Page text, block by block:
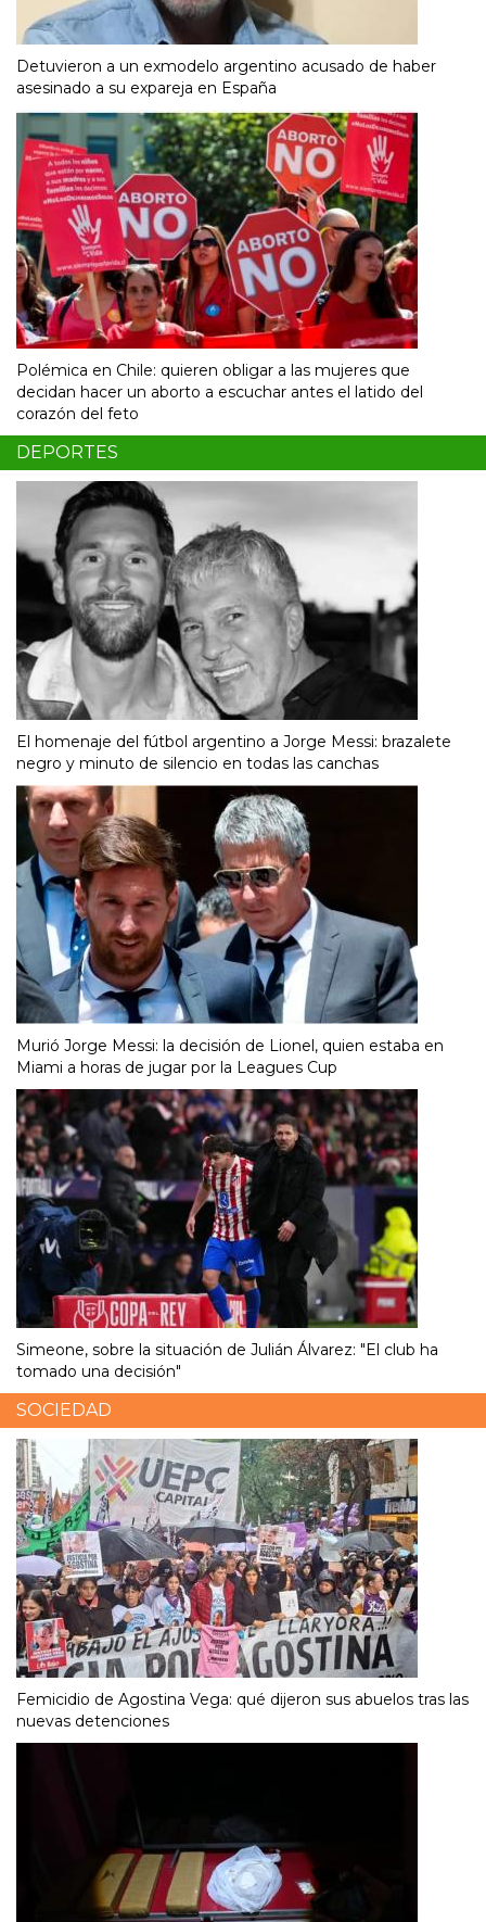
Detuvieron a un exmodelo argentino acusado de haber
asesinado a su expareja en España
Polémica en Chile: quieren obligar a las mujeres que
decidan hacer un aborto a escuchar antes el latido del
corazón del feto
DEPORTES
El homenaje del fútbol argentino a Jorge Messi: brazalete
negro y minuto de silencio en todas las canchas
Murió Jorge Messi: la decisión de Lionel, quien estaba en
Miami a horas de jugar por la Leagues Cup
Simeone, sobre la situación de Julián Álvarez: "El club ha
tomado una decisión"
SOCIEDAD
Femicidio de Agostina Vega: qué dijeron sus abuelos tras las
nuevas detenciones